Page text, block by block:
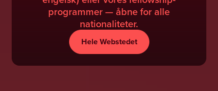
programmer — åbne for alle
nationaliteter.
Hele Webstedet